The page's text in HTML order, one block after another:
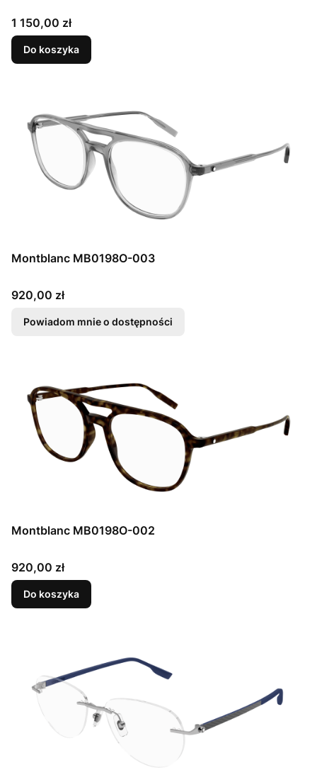
Cena
1 150,00 zł
Do koszyka
Montblanc MB0198O-003
Cena
920,00 zł
Powiadom mnie o dostępności
Montblanc MB0198O-002
Cena
920,00 zł
Do koszyka